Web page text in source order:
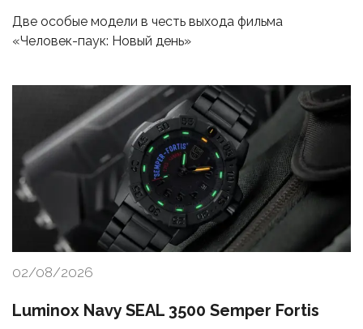
Две особые модели в честь выхода фильма
«Человек-паук: Новый день»
02/08/2026
Luminox Navy SEAL 3500 Semper Fortis